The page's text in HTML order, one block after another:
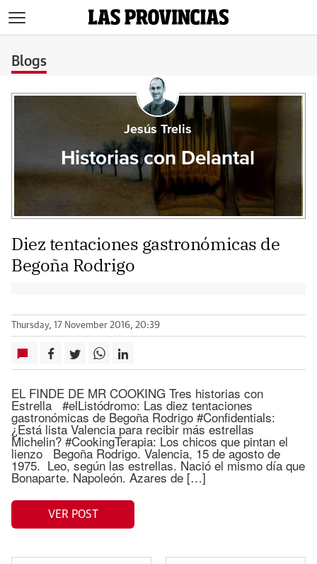
Blogs
Jesús Trelis
Historias con Delantal
Diez tentaciones gastronómicas de
Begoña Rodrigo
Thursday, 17 November 2016, 20:39
EL FINDE DE MR COOKING Tres historias con
Estrella #elListódromo: Las diez tentaciones
gastronómicas de Begoña Rodrigo #Confidentials:
¿Está lista Valencia para recibir más estrellas
Michelin? #CookingTerapia: Los chicos que pintan el
lienzo Begoña Rodrigo. Valencia, 15 de agosto de
1975. Leo, según las estrellas. Nació el mismo día que
Bonaparte. Napoleón. Azares de […]
VER POST